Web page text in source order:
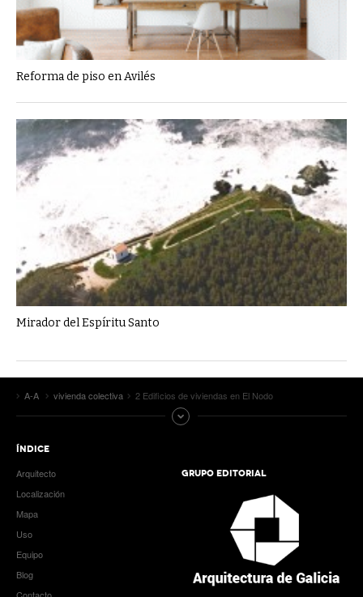
Reforma de piso en Avilés
Mirador del Espíritu Santo
A-A vivienda colectiva 2 Edificios de viviendas en El Nodo
ÍNDICE
Arquitecto
Localización
Mapa
Uso
Equipo
Blog
Contacto
GRUPO EDITORIAL